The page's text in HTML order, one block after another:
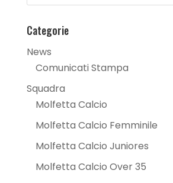
Categorie
News
Comunicati Stampa
Squadra
Molfetta Calcio
Molfetta Calcio Femminile
Molfetta Calcio Juniores
Molfetta Calcio Over 35